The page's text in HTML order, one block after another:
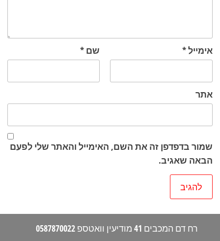
שם * אימייל*
אתר
שמור בדפדפן זה את השם, האימייל והאתר שלי לפעם
הבאה שאגיב.
רח דם המכבים 41 מודיעין וואטספ 0587870022